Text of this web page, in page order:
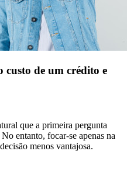
de um crédito e
que a primeira pergunta
No entanto, focar-se apenas na
menos vantajosa.